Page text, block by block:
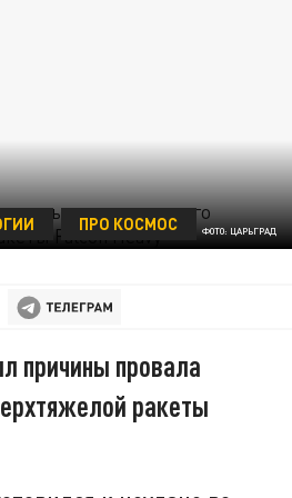
ФОТО: ЦАРЬГРАД
ПРО КОСМОС
причины провала
ракеты